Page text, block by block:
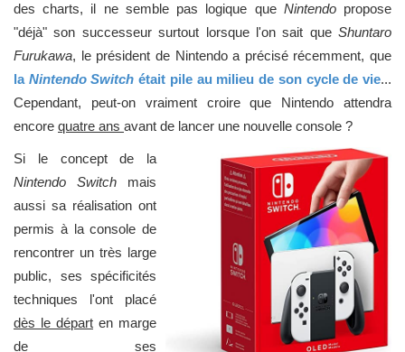
des charts, il ne semble pas logique que Nintendopropose
"déjà" son successeur surtout lorsque l'on sait que Shuntaro
Furukawa, le président de Nintendo a précisé récemment, que
la Nintendo Switch était pile au milieu de son cycle de vie...
Cependant, peut-on vraiment croire que Nintendo attendra
encore quatre ans avant de lancer une nouvelle console ?
Si le concept de la
Nintendo Switch mais
aussi sa réalisation ont
permis à la console de
rencontrer un très large
public, ses spécificités
techniques l'ont placé
dès le départ en marge
de ses